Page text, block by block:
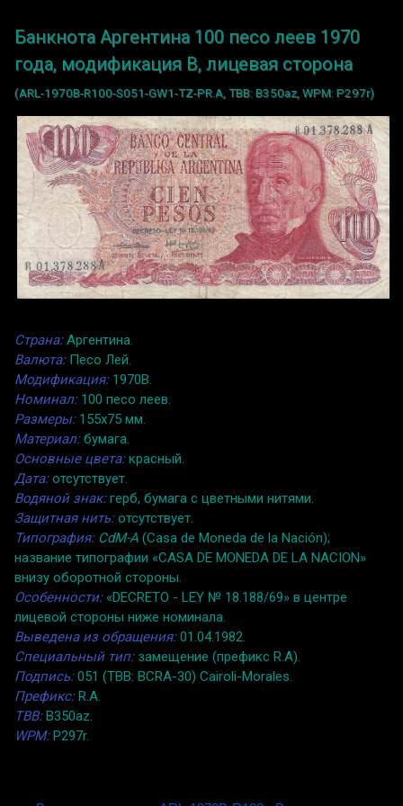
Банкнота Аргентина 100 песо леев 1970
года, модификация B, лицевая сторона
(ARL-1970B-R100-S051-GW1-TZ-PR.A, TBB: B350az, WPM: P297r)
Страна:Аргентина.
Валюта:Песо Лей.
Модификация:1970B.
Номинал:100 песо леев.
Размеры:155x75 мм.
Материал:бумага.
Основные цвета:красный.
Дата:отсутствует.
Водяной знак:герб, бумага с цветными нитями.
Защитная нить:отсутствует.
Типография: CdM-A (Casa de Moneda de la Nación);
название типографии «CASA DE MONEDA DE LA NACION»
внизу оборотной стороны.
Особенности:«DECRETO - LEY № 18.188/69» в центре
лицевой стороны ниже номинала.
Выведена из обращения:01.04.1982.
Специальный тип:замещение (префикс R.A).
Подпись:051 (TBB: BCRA-30) Cairoli-Morales.
Префикс:R.A.
TBB:B350az.
WPM:P297r.